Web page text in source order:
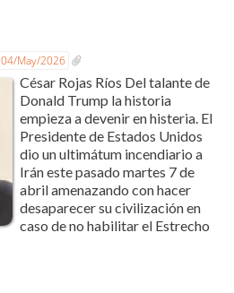
04/May/2026
César Rojas Ríos Del talante de
Donald Trump la historia
empieza a devenir en histeria. El
Presidente de Estados Unidos
dio un ultimátum incendiario a
Irán este pasado martes 7 de
abril amenazando con hacer
desaparecer su civilización en
caso de no habilitar el Estrecho